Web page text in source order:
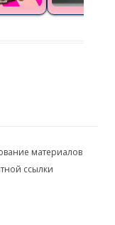
материалов
ссылки